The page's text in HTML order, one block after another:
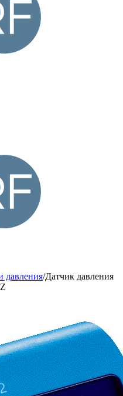
давления/Датчик давления